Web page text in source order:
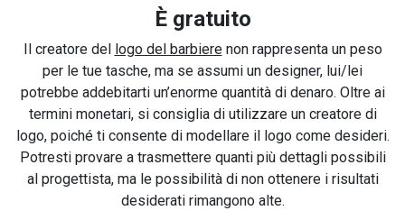
È gratuito
Il creatore del logo del barbierenon rappresenta un peso
per le tue tasche, ma se assumi un designer, lui/lei
potrebbe addebitarti un’enorme quantità di denaro. Oltre ai
termini monetari, si consiglia di utilizzare un creatore di
logo, poiché ti consente di modellare il logo come desideri.
Potresti provare a trasmettere quanti più dettagli possibili
al progettista, ma le possibilità di non ottenere i risultati
desiderati rimangono alte.